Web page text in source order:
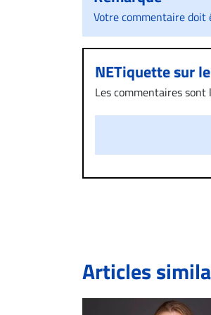
Votre commentaire doit
NETiquette sur
Les commentaires sont
Si votre demande
l’espace dédié aux
Articles